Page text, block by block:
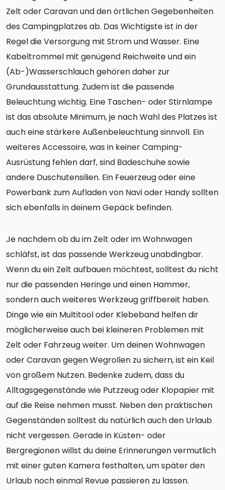
Zelt oder Caravan und den örtlichen Gegebenheiten
des Campingplatzes ab. Das Wichtigste ist in der
Regel die Versorgung mit Strom und Wasser. Eine
Kabeltrommel mit genügend Reichweite und ein
(Ab-)Wasserschlauch gehören daher zur
Grundausstattung. Zudem ist die passende
Beleuchtung wichtig. Eine Taschen- oder Stirnlampe
ist das absolute Minimum, je nach Wahl des Platzes ist
auch eine stärkere Außenbeleuchtung sinnvoll. Ein
weiteres Accessoire, was in keiner Camping-
Ausrüstung fehlen darf, sind Badeschuhe sowie
andere Duschutensilien. Ein Feuerzeug oder eine
Powerbank zum Aufladen von Navi oder Handy sollten
sich ebenfalls in deinem Gepäck befinden.
Je nachdem ob du im Zelt oder im Wohnwagen
schläfst, ist das passende Werkzeug unabdingbar.
Wenn du ein Zelt aufbauen möchtest, solltest du nicht
nur die passenden Heringe und einen Hammer,
sondern auch weiteres Werkzeug griffbereit haben.
Dinge wie ein Multitool oder Klebeband helfen dir
möglicherweise auch bei kleineren Problemen mit
Zelt oder Fahrzeug weiter. Um deinen Wohnwagen
oder Caravan gegen Wegrollen zu sichern, ist ein Keil
von großem Nutzen. Bedenke zudem, dass du
Alltagsgegenstände wie Putzzeug oder Klopapier mit
auf die Reise nehmen musst. Neben den praktischen
Gegenständen solltest du natürlich auch den Urlaub
nicht vergessen. Gerade in Küsten- oder
Bergregionen willst du deine Erinnerungen vermutlich
mit einer guten Kamera festhalten, um später den
Urlaub noch einmal Revue passieren zu lassen.